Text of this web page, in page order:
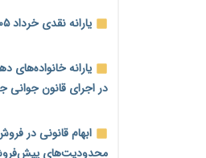
کنترل ترازنامه
جنگ با تورم از
عینک گران‌تر شد؛
یارانه نقدی خرداد ۱۴۰۵ دهک‌های چهارم تا نهم واریز شد
در اجرای قانون جوانی
ابهام قانونی در
محدودیت‌های